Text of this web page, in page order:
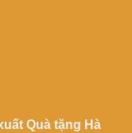
Quà tặng Hà